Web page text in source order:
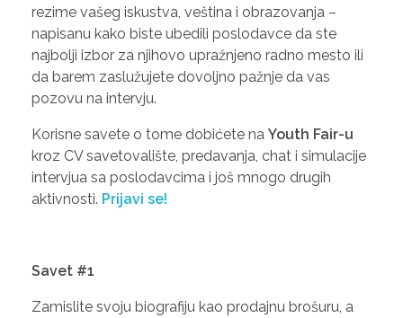
rezime vašeg iskustva, veština i obrazovanja –
napisanu kako biste ubedili poslodavce da ste
najbolji izbor za njihovo upražnjeno radno mesto ili
da barem zaslužujete dovoljno pažnje da vas
pozovu na intervju.
Korisne savete o tome dobićete na Youth Fair-u
kroz CV savetovalište, predavanja, chat i simulacije
intervjua sa poslodavcima i još mnogo drugih
aktivnosti. Prijavi se!
Savet #1
Zamislite svoju biografiju kao prodajnu brošuru, a